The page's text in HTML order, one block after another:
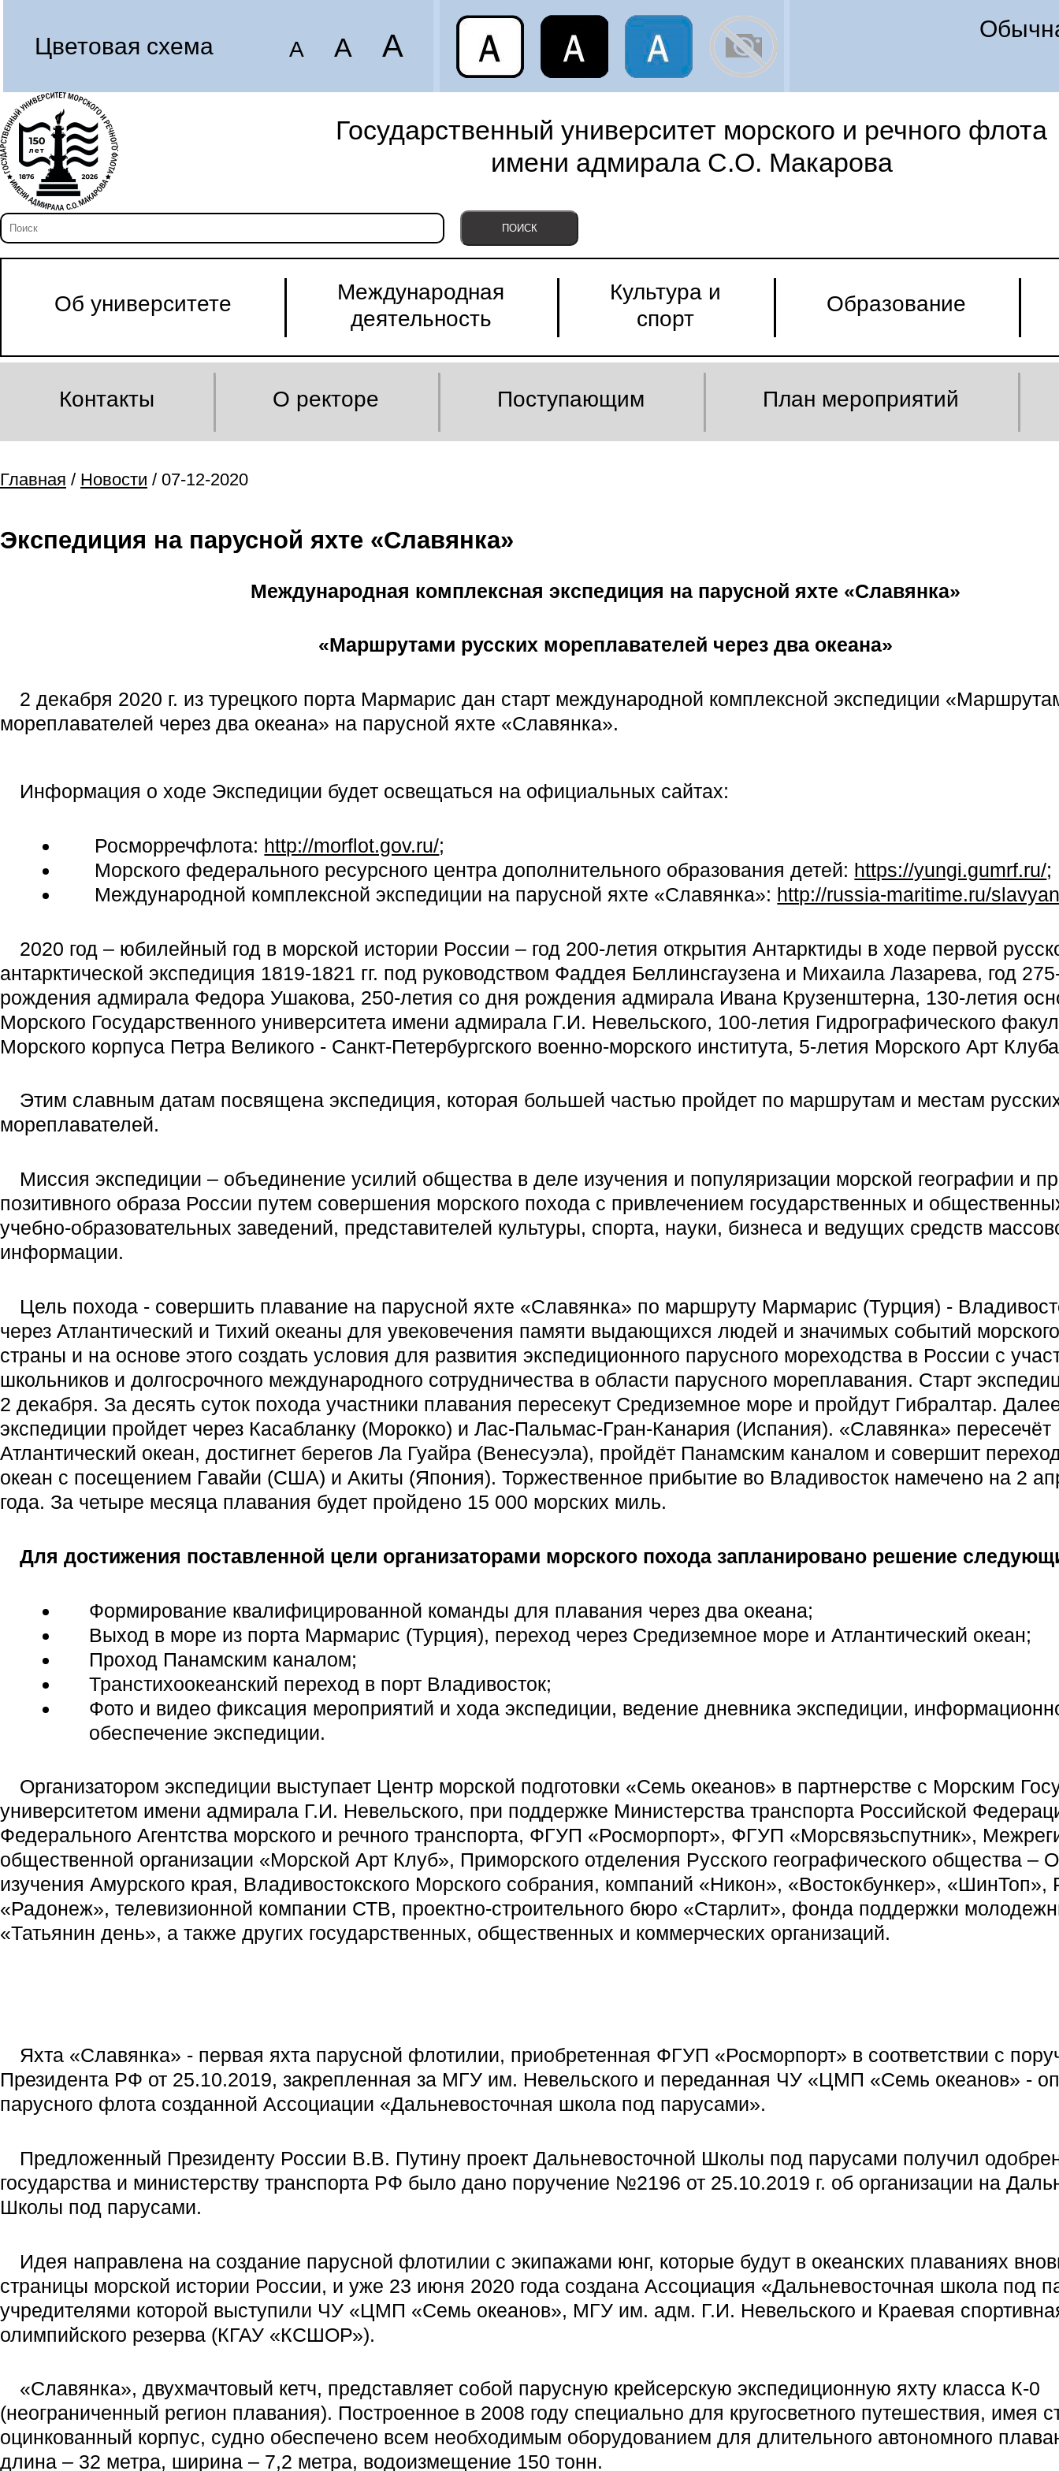
Цветовая схема A A A
Государственный университет морского и речного флота
имени адмирала С.О. Макарова
Об университете
Международная
деятельность
Культура и
спорт
Образование
Контакты О ректоре Поступающим План мероприятий
Главная / Новости / 07-12-2020
Экспедиция на парусной яхте «Славянка»
Международная комплексная экспедиция на парусной яхте «Славянка»
«Маршрутами русских мореплавателей через два океана»
2 декабря 2020 г. из турецкого порта Мармарис дан старт международной комплексной экспедиции
мореплавателей через два океана» на парусной яхте «Славянка».
Информация о ходе Экспедиции будет освещаться на официальных сайтах:
Росморречфлота: http://morflot.gov.ru/;
Морского федерального ресурсного центра дополнительного образования детей: https://yungi.gumrf.ru/;
Международной комплексной экспедиции на парусной яхте «Славянка»: http://russia-maritime.ru/
2020 год – юбилейный год в морской истории России – год 200-летия открытия Антарктиды в ходе первой
антарктической экспедиция 1819-1821 гг. под руководством Фаддея Беллинсгаузена и Михаила Лазарева, год
рождения адмирала Федора Ушакова, 250-летия со дня рождения адмирала Ивана Крузенштерна, 130-летия
Морского Государственного университета имени адмирала Г.И. Невельского, 100-летия Гидрографического
Морского корпуса Петра Великого - Санкт-Петербургского военно-морского института, 5-летия Морского Арт
Этим славным датам посвящена экспедиция, которая большей частью пройдет по маршрутам и местам
мореплавателей.
Миссия экспедиции – объединение усилий общества в деле изучения и популяризации морской географии и
позитивного образа России путем совершения морского похода с привлечением государственных и
учебно-образовательных заведений, представителей культуры, спорта, науки, бизнеса и ведущих средств
информации.
Цель похода - совершить плавание на парусной яхте «Славянка» по маршруту Мармарис (Турция) -
через Атлантический и Тихий океаны для увековечения памяти выдающихся людей и значимых событий
страны и на основе этого создать условия для развития экспедиционного парусного мореходства в России с
школьников и долгосрочного международного сотрудничества в области парусного мореплавания. Старт
2 декабря. За десять суток похода участники плавания пересекут Средиземное море и пройдут Гибралтар.
экспедиции пройдет через Касабланку (Морокко) и Лас-Пальмас-Гран-Канария (Испания). «Славянка» пересечёт
Атлантический океан, достигнет берегов Ла Гуайра (Венесуэла), пройдёт Панамским каналом и совершит
океан с посещением Гавайи (США) и Акиты (Япония). Торжественное прибытие во Владивосток намечено на 2
года. За четыре месяца плавания будет пройдено 15 000 морских миль.
Для достижения поставленной цели организаторами морского похода запланировано решение
Формирование квалифицированной команды для плавания через два океана;
Выход в море из порта Мармарис (Турция), переход через Средиземное море и Атлантический океан;
Проход Панамским каналом;
Транстихоокеанский переход в порт Владивосток;
Фото и видео фиксация мероприятий и хода экспедиции, ведение дневника экспедиции,
обеспечение экспедиции.
Организатором экспедиции выступает Центр морской подготовки «Семь океанов» в партнерстве с Морским
университетом имени адмирала Г.И. Невельского, при поддержке Министерства транспорта Российской
Федерального Агентства морского и речного транспорта, ФГУП «Росморпорт», ФГУП «Морсвязьспутник»,
общественной организации «Морской Арт Клуб», Приморского отделения Русского географического общества –
изучения Амурского края, Владивостокского Морского собрания, компаний «Никон», «Востокбункер», «ШинТоп»,
«Радонеж», телевизионной компании СТВ, проектно-строительного бюро «Старлит», фонда поддержки
«Татьянин день», а также других государственных, общественных и коммерческих организаций.
Яхта «Славянка» - первая яхта парусной флотилии, приобретенная ФГУП «Росморпорт» в соответствии с
Президента РФ от 25.10.2019, закрепленная за МГУ им. Невельского и переданная ЧУ «ЦМП «Семь океанов» -
парусного флота созданной Ассоциации «Дальневосточная школа под парусами».
Предложенный Президенту России В.В. Путину проект Дальневосточной Школы под парусами получил
государства и министерству транспорта РФ было дано поручение №2196 от 25.10.2019 г. об организации на
Школы под парусами.
Идея направлена на создание парусной флотилии с экипажами юнг, которые будут в океанских плаваниях
страницы морской истории России, и уже 23 июня 2020 года создана Ассоциация «Дальневосточная школа под
учредителями которой выступили ЧУ «ЦМП «Семь океанов», МГУ им. адм. Г.И. Невельского и Краевая
олимпийского резерва (КГАУ «КСШОР»).
«Славянка», двухмачтовый кетч, представляет собой парусную крейсерскую экспедиционную яхту класса К-0
(неограниченный регион плавания). Построенное в 2008 году специально для кругосветного путешествия, имея
оцинкованный корпус, судно обеспечено всем необходимым оборудованием для длительного автономного
длина – 32 метра, ширина – 7,2 метра, водоизмещение 150 тонн.